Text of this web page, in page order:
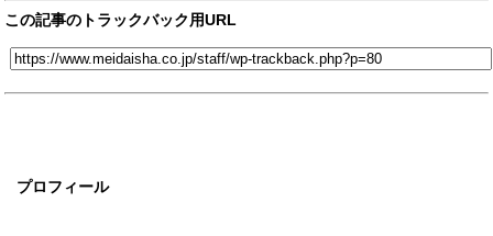
プロフィール
この記事のトラックバック用URL